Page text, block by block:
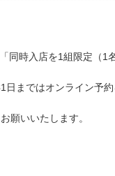
同時入店を1組限定（1
まではオンライン予約
願いいたします。